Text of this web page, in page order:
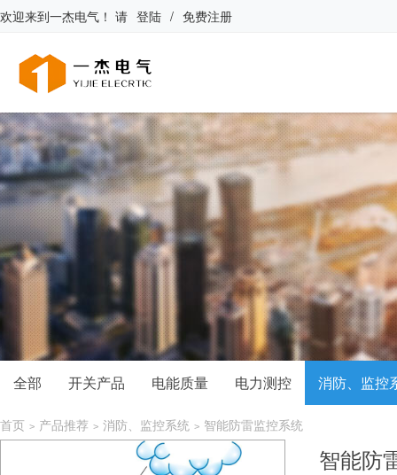
欢迎来到一杰电气 ！ 请 登陆 / 免费注册
全部 开关产品 电能质量 电力测控 消防、监控
首页 > 产品推荐 > 消防、监控系统 > 智能防雷监控系统
智能防